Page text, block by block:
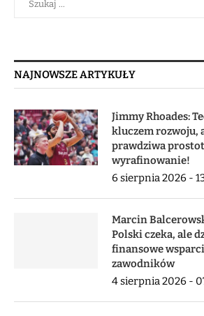
NAJNOWSZE ARTYKUŁY
Jimmy Rhoades:
kluczem rozwoju,
prawdziwa
wyrafinowanie!
6 sierpnia 2026 -
Marcin
Polski czeka, ale
finansowe
zawodników
4 sierpnia 2026 -